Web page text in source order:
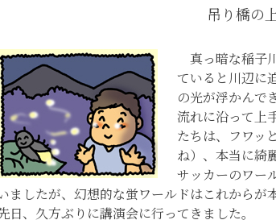
吊り橋の
真っ暗な稲子
ていると川辺に
の光が浮かんで
流れに沿って上
たちは、フワッ
ね）、本当に綺
サッカーのワー
ましたが、幻想的な蛍ワールドはこれからが
日、久方ぶりに講演会に行ってきました。